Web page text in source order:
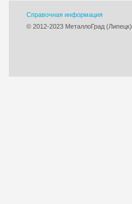
Справочная информация
© 2012-2023 МеталлоГрад (Липецк)